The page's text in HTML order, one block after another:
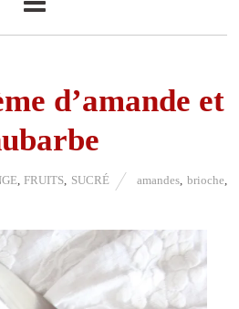
d’amande et
,FRUITS SUCRÉ amandes, brioche